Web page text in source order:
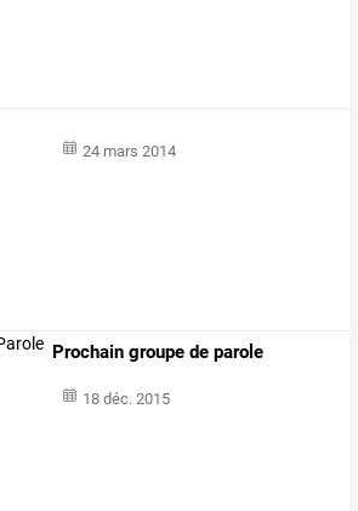
24 mars 2014
Prochain groupe de parole
18 déc. 2015